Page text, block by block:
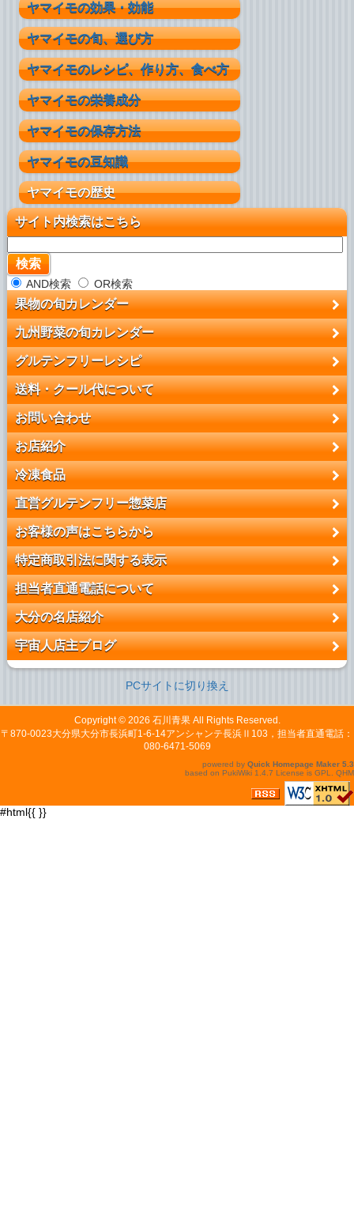
ヤマイモの効果・効能
ヤマイモの旬、選び方
ヤマイモのレシピ、作り方、食べ方
ヤマイモの栄養成分
ヤマイモの保存方法
ヤマイモの豆知識
ヤマイモの歴史
サイト内検索はこちら
AND検索 OR検索
果物の旬カレンダー
九州野菜の旬カレンダー
グルテンフリーレシピ
送料・クール代について
お問い合わせ
お店紹介
冷凍食品
直営グルテンフリー惣菜店
お客様の声はこちらから
特定商取引法に関する表示
担当者直通電話について
大分の名店紹介
宇宙人店主ブログ
PCサイトに切り換え
Copyright © 2026 石川青果All Rights Reserved.
〒870-0023大分県大分市長浜町1-6-14アンシャンテ長浜Ⅱ103，担当者直通電話：
080-6471-5069
powered by Quick Homepage Maker 5.3
based on PukiWiki 1.4.7 License is GPL. QHM
#html{{ }}